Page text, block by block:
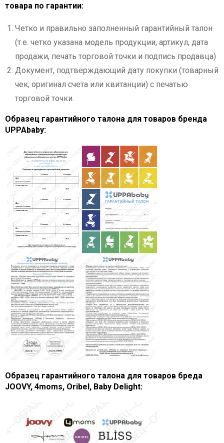
товара по гарантии:
Четко и правильно заполненный гарантийный талон
(т.е. четко указана модель продукции, артикул, дата
продажи, печать торговой точки и подпись продавца)
Документ, подтверждающий дату покупки (товарный
чек, оригинал счета или квитанции) с печатью
торговой точки.
Образец гарантийного талона для товаров бренда
UPPAbaby:
Образец гарантийного талона для товаров бреда
JOOVY, 4moms, Oribel, Baby Delight: